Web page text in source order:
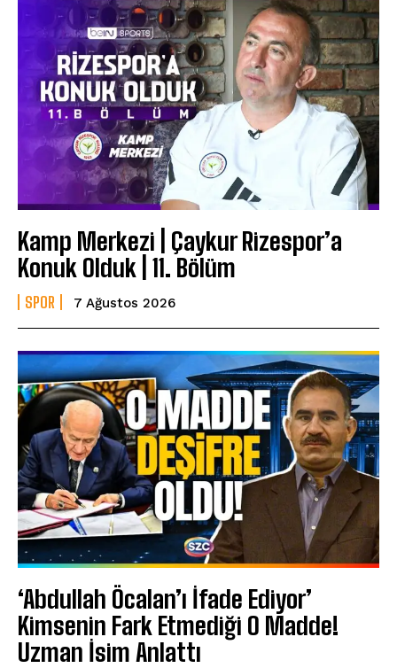
Kamp Merkezi | Çaykur Rizespor’a
Konuk Olduk | 11. Bölüm
SPOR 7 Ağustos 2026
‘Abdullah Öcalan’ı İfade Ediyor’
Kimsenin Fark Etmediği O Madde!
Uzman İsim Anlattı